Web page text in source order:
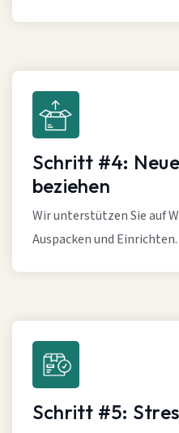
Schritt #4:
beziehen
Wir unterstützen Sie auf
Auspacken und Einrichten.
Schritt #5: